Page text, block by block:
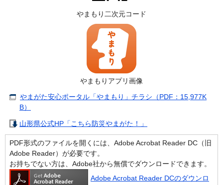
やまもり二次元コード
やまもりアプリ画像
やまがた安心ポータル「やまもり」チラシ（PDF：15,977K
B）
山形県公式HP「こちら防災やまがた！」
PDF形式のファイルを開くには、Adobe Acrobat Reader DC（旧
Adobe Reader）が必要です。
お持ちでない方は、Adobe社から無償でダウンロードできます。
Adobe Acrobat Reader DCのダウンロ